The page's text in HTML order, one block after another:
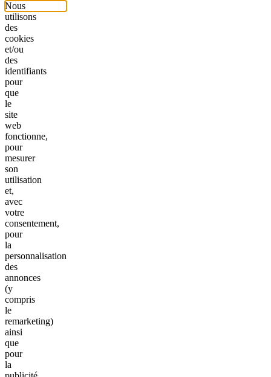
Nous
utilisons
des
cookies
et/ou
des
identifiants
pour
que
le
site
web
fonctionne,
pour
mesurer
son
utilisation
et,
avec
votre
consentement,
pour
la
personnalisation
des
annonces
(y
compris
le
remarketing)
ainsi
que
pour
la